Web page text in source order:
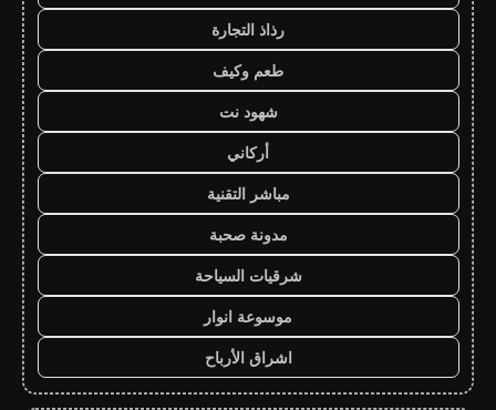
رذاذ التجارة
طعم وكيف
شهود نت
أركاني
مباشر التقنية
مدونة صحبة
شرقيات السياحة
موسوعة انوار
اشراق الأرباح